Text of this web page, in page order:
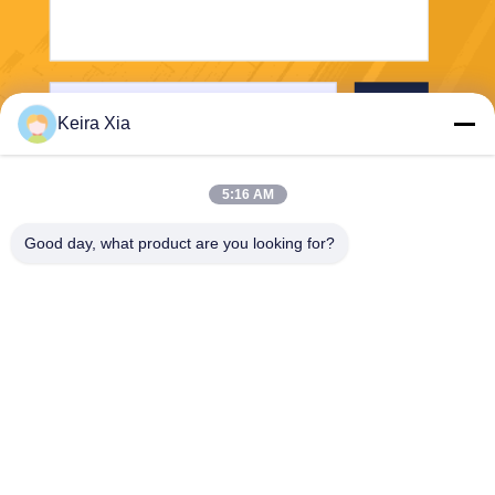
Keira Xia
5:16 AM
Good day, what product are you looking for?